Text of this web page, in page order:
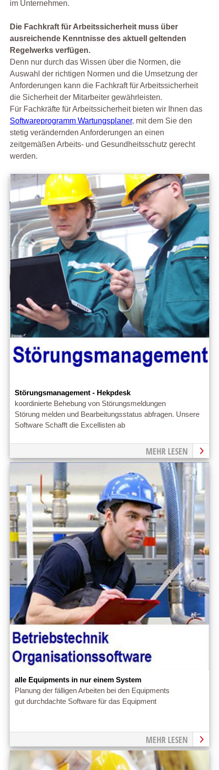
im Unternehmen.
Die Fachkraft für Arbeitssicherheit muss über
ausreichende Kenntnisse des aktuell geltenden
Regelwerks verfügen.
Denn nur durch das Wissen über die Normen, die
Auswahl der richtigen Normen und die Umsetzung der
Anforderungen kann die Fachkraft für Arbeitssicherheit
die Sicherheit der Mitarbeiter gewährleisten.
Für Fachkräfte für Arbeitssicherheit bieten wir Ihnen das
Softwareprogramm Wartungsplaner, mit dem Sie den
stetig verändernden Anforderungen an einen
zeitgemäßen Arbeits- und Gesundheitsschutz gerecht
werden.
Störungsmanagement - Hekpdesk
koordinierte Behebung von Störungsmeldungen
Störung melden und Bearbeitungsstatus abfragen. Unsere
Software Schafft die Excellisten ab
MEHR LESEN
alle Equipments in nur einem System
Planung der fälligen Arbeiten bei den Equipments
gut durchdachte Software für das Equipment
MEHR LESEN